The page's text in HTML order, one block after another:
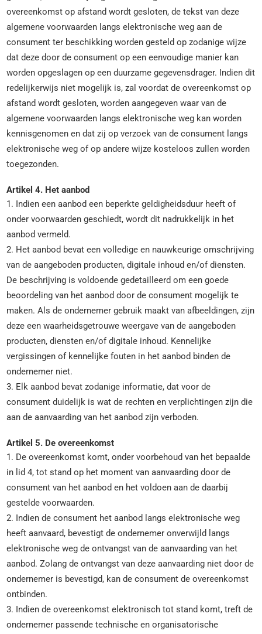
overeenkomst op afstand wordt gesloten, de tekst van deze
algemene voorwaarden langs elektronische weg aan de
consument ter beschikking worden gesteld op zodanige wijze
dat deze door de consument op een eenvoudige manier kan
worden opgeslagen op een duurzame gegevensdrager. Indien dit
redelijkerwijs niet mogelijk is, zal voordat de overeenkomst op
afstand wordt gesloten, worden aangegeven waar van de
algemene voorwaarden langs elektronische weg kan worden
kennisgenomen en dat zij op verzoek van de consument langs
elektronische weg of op andere wijze kosteloos zullen worden
toegezonden.
Artikel 4. Het aanbod
1. Indien een aanbod een beperkte geldigheidsduur heeft of
onder voorwaarden geschiedt, wordt dit nadrukkelijk in het
aanbod vermeld.
2. Het aanbod bevat een volledige en nauwkeurige omschrijving
van de aangeboden producten, digitale inhoud en/of diensten.
De beschrijving is voldoende gedetailleerd om een goede
beoordeling van het aanbod door de consument mogelijk te
maken. Als de ondernemer gebruik maakt van afbeeldingen, zijn
deze een waarheidsgetrouwe weergave van de aangeboden
producten, diensten en/of digitale inhoud. Kennelijke
vergissingen of kennelijke fouten in het aanbod binden de
ondernemer niet.
3. Elk aanbod bevat zodanige informatie, dat voor de
consument duidelijk is wat de rechten en verplichtingen zijn die
aan de aanvaarding van het aanbod zijn verboden.
Artikel 5. De overeenkomst
1. De overeenkomst komt, onder voorbehoud van het bepaalde
in lid 4, tot stand op het moment van aanvaarding door de
consument van het aanbod en het voldoen aan de daarbij
gestelde voorwaarden.
2. Indien de consument het aanbod langs elektronische weg
heeft aanvaard, bevestigt de ondernemer onverwijld langs
elektronische weg de ontvangst van de aanvaarding van het
aanbod. Zolang de ontvangst van deze aanvaarding niet door de
ondernemer is bevestigd, kan de consument de overeenkomst
ontbinden.
3. Indien de overeenkomst elektronisch tot stand komt, treft de
ondernemer passende technische en organisatorische